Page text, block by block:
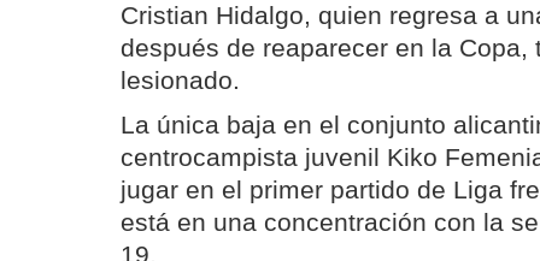
Cristian Hidalgo, quien regresa a
después de reaparecer en la Copa,
lesionado.
La única baja en el conjunto
centrocampista juvenil Kiko
jugar en el primer partido de Liga
está en una concentración con la
19.